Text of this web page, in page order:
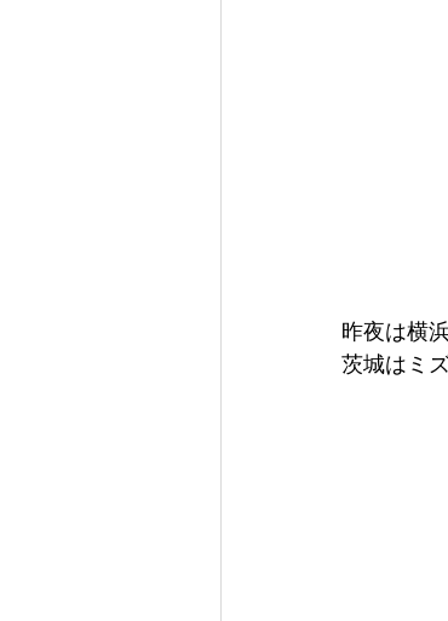
昨夜は横
茨城はミ